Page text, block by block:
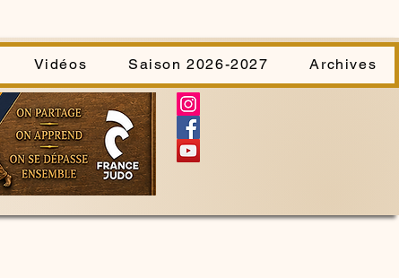
Vidéos Saison 2026-2027 Archives